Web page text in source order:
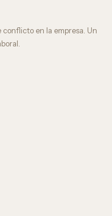
en la empresa. Un